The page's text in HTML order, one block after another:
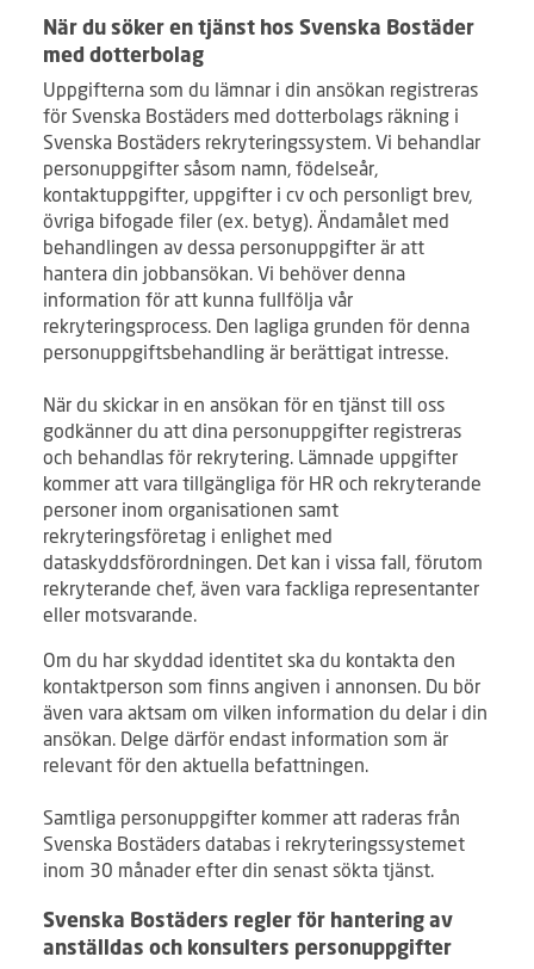
När du söker en tjänst hos Svenska Bostäder
med dotterbolag
Uppgifterna som du lämnar i din ansökan registreras
för Svenska Bostäders med dotterbolags räkning i
Svenska Bostäders rekryteringssystem. Vi behandlar
personuppgifter såsom namn, födelseår,
kontaktuppgifter, uppgifter i cv och personligt brev,
övriga bifogade filer (ex. betyg). Ändamålet med
behandlingen av dessa personuppgifter är att
hantera din jobbansökan. Vi behöver denna
information för att kunna fullfölja vår
rekryteringsprocess. Den lagliga grunden för denna
personuppgiftsbehandling är berättigat intresse.
När du skickar in en ansökan för en tjänst till oss
godkänner du att dina personuppgifter registreras
och behandlas för rekrytering. Lämnade uppgifter
kommer att vara tillgängliga för HR och rekryterande
personer inom organisationen samt
rekryteringsföretag i enlighet med
dataskyddsförordningen. Det kan i vissa fall, förutom
rekryterande chef, även vara fackliga representanter
eller motsvarande.
Om du har skyddad identitet ska du kontakta den
kontaktperson som finns angiven i annonsen. Du bör
även vara aktsam om vilken information du delar i din
ansökan. Delge därför endast information som är
relevant för den aktuella befattningen.
Samtliga personuppgifter kommer att raderas från
Svenska Bostäders databas i rekryteringssystemet
inom 30 månader efter din senast sökta tjänst.
Svenska Bostäders regler för hantering av
anställdas och konsulters personuppgifter